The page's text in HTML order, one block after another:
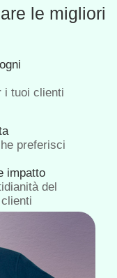
le migliori
i tuoi clienti
preferisci
impatto
del